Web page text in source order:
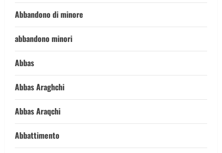
Abbandono di minore
abbandono minori
Abbas
Abbas Araghchi
Abbas Araqchi
Abbattimento